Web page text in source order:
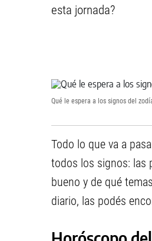
esta jornada?
Qué le espera a los signos del
Todo lo que va a
todos los signos: las
bueno y de qué
diario, las podés